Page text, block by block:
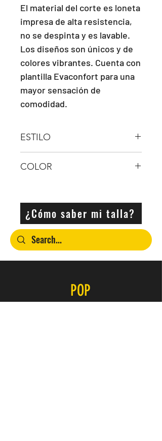
El material del corte es loneta
impresa de alta resistencia,
no se despinta y es lavable.
Los diseños son únicos y de
colores vibrantes. Cuenta con
plantilla Evaconfort para una
mayor sensación de
comodidad.
ESTILO
COLOR
¿Cómo saber mi talla?
POP